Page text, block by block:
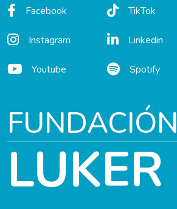
Facebook
Instagram
Youtube
TikTok
Linkedin
Spotify
FUNDACIÓN
LUKER